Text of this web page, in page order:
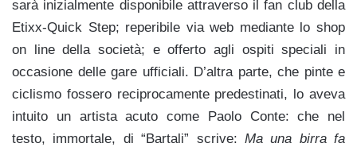
sarà inizialmente disponibile attraverso il fan club della
Etixx-Quick Step; reperibile via web mediante lo shop
on line della società; e offerto agli ospiti speciali in
occasione delle gare ufficiali. D’altra parte, che pinte e
ciclismo fossero reciprocamente predestinati, lo aveva
intuito un artista acuto come Paolo Conte: che nel
testo, immortale, di “Bartali” scrive: Ma una birra fa